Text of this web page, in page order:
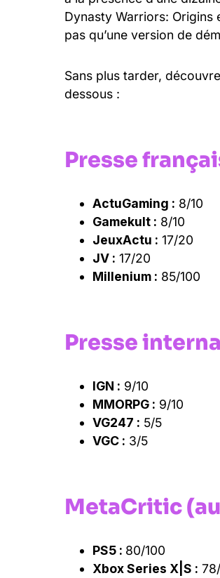
Dynasty Warriors: Origins
pas qu’une version de
Sans plus tarder,
dessous :
Presse
ActuGaming : 8/10
Gamekult : 8/10
JeuxActu : 17/20
JV : 17/20
Millenium : 85/100
Presse
IGN : 9/10
MMORPG : 9/10
VG247 : 5/5
VGC : 3/5
MetaCritic
PS5 : 80/100
Xbox Series X|S :